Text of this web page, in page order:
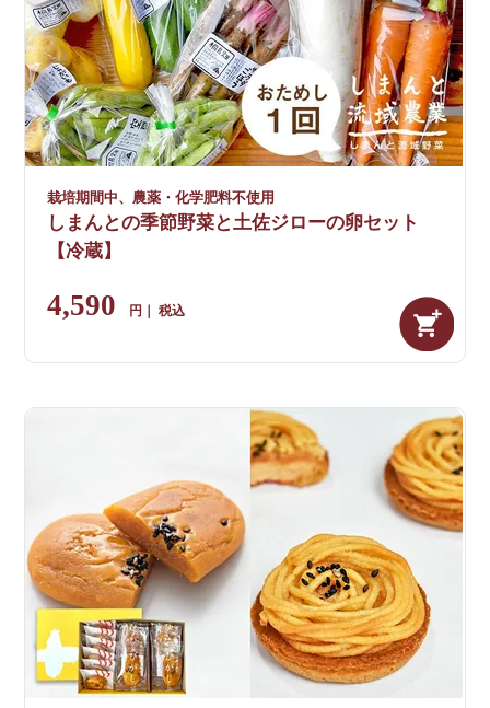
栽培期間中、農薬・化学肥料不使用
しまんとの季節野菜と土佐ジローの卵セット
【冷蔵】
4,590 税込